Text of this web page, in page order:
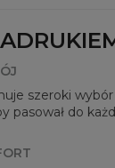
szeroki
pasował do